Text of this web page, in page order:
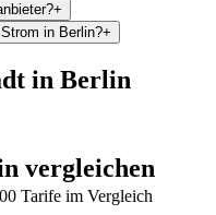
+
in Berlin?+
in Berlin
vergleichen
Tarife im Vergleich